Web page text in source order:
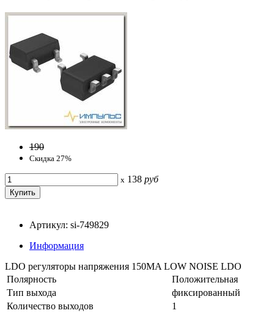
190
Скидка 27%
x 138 руб
Артикул: si-749829
Информация
LDO регуляторы напряжения 150MA LOW NOISE LDO
Полярность
Положительная
Тип выхода
фиксированный
Количество выходов
1